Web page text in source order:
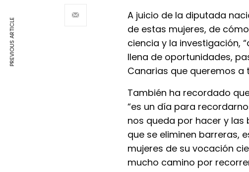
A juicio de la diputada
de estas mujeres, de
ciencia y la investigación,
llena de oportunidades,
Canarias que queremos a
También ha recordado
“es un día para
nos queda por hacer y
que se eliminen barreras,
mujeres de su vocación
mucho camino por
PREVIOUS ARTICLE